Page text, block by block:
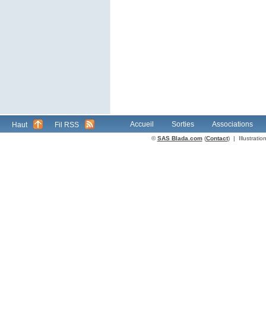
Haut Fil RSS Accueil Sorties Associations
©SAS Blada.com(Contact) |